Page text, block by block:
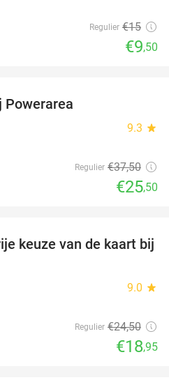
Regulier €15
€9,50
Powerarea
9.3 star
Regulier €37,50
€25,50
23%
keuze van de kaart bij
9.0 star
Regulier €24,50
€18,95